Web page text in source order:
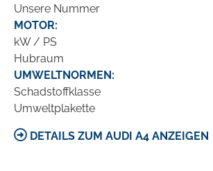
Unsere Nummer
MOTOR:
kW / PS
Hubraum
UMWELTNORMEN:
Schadstoffklasse
Umweltplakette
DETAILS ZUM AUDI A4 ANZEIGEN